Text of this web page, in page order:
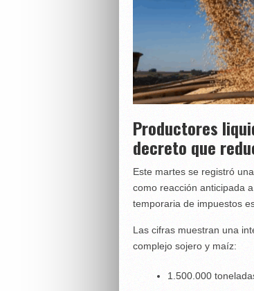
Productores
decreto que
Este martes se registró
como reacción anticipada
temporaria de impuestos
Las cifras muestran una
complejo sojero y maíz:
1.500.000